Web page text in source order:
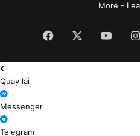
More -
Facebook
Quay lại
Messenger
Telegram